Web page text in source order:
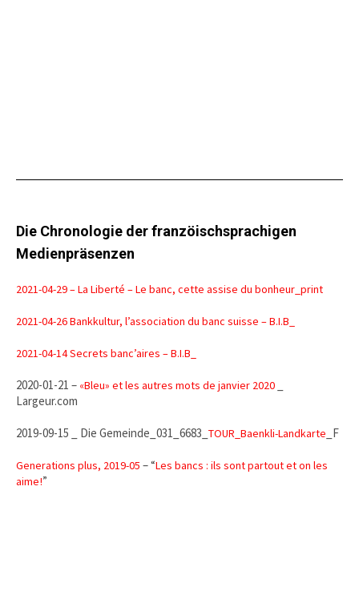
Die Chronologie der franzöischsprachigen
Medienpräsenzen
2021-04-29 – La Liberté – Le banc, cette assise du bonheur_print
2021-04-26 Bankkultur, l’association du banc suisse – B.I.B_
2021-04-14 Secrets banc’aires – B.I.B_
2020-01-21 – «Bleu» et les autres mots de janvier 2020
Largeur.com
2019-09-15 _ Die Gemeinde_031_6683_TOUR_Baenkli-Landkarte _F
Generations plus, 2019-05 – “Les bancs : ils sont partout et on les
aime !”